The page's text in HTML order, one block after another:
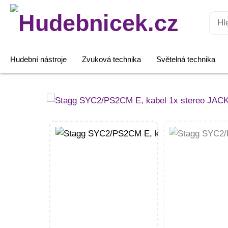
Hledat:
Hudební nástroje Zvuková technika Světelná technika
Stagg